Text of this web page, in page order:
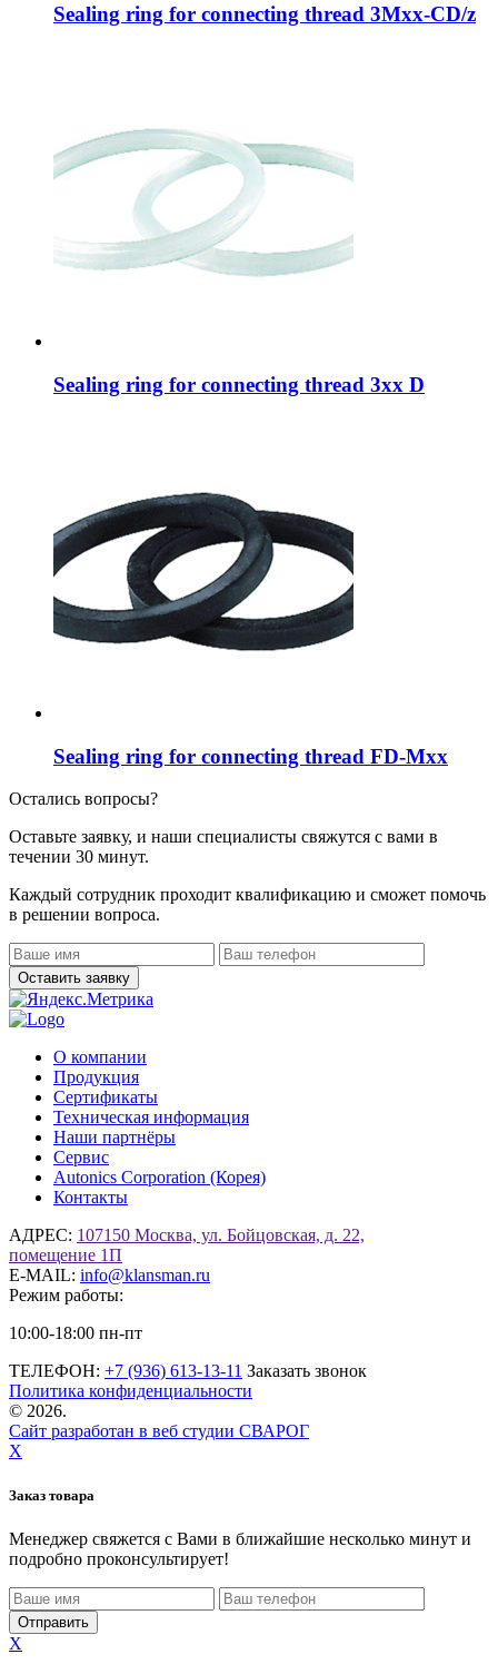
Sealing ring for connecting thread 3Mxx-CD/z
Sealing ring for connecting thread 3xx D
Sealing ring for connecting thread FD-Mxx
Остались вопросы?
Оставьте заявку, и наши специалисты свяжутся с вами в
течении 30 минут.
Каждый сотрудник проходит квалификацию и сможет помочь
в решении вопроса.
О компании
Продукция
Сертификаты
Техническая информация
Наши партнёры
Сервис
Autonics Corporation (Корея)
Контакты
АДРЕС: 107150 Москва, ул. Бойцовская, д. 22,
помещение 1П
E-MAIL: info@klansman.ru
Режим работы:
10:00-18:00 пн-пт
ТЕЛЕФОН: +7 (936) 613-13-11 Заказать звонок
Политика конфиденциальности
© 2026.
Сайт разработан в веб студии СВАРОГ
X
Заказ товара
Менеджер свяжется с Вами в ближайшие несколько минут и
подробно проконсультирует!
X